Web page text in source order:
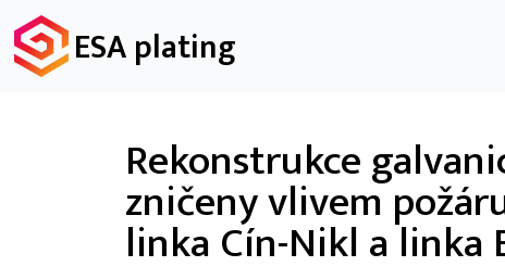
ESA plating
Rekonstrukce
zničeny vlivem
linka Cín-Nikl a linka